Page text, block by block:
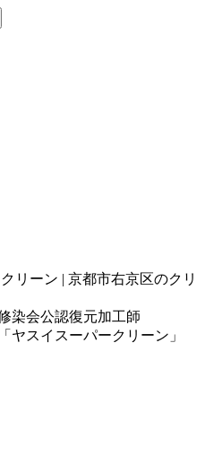
染会公認復元加工師
ヤスイスーパークリーン」